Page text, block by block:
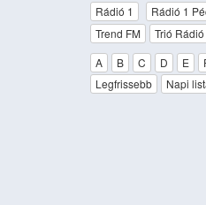
Rádió 1
Rádió 1
Trend FM
Trió Rádió
A
B C D E
Legfrissebb
Napi